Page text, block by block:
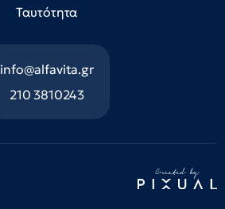
Ταυτότητα
info@alfavita.gr
210 3810243